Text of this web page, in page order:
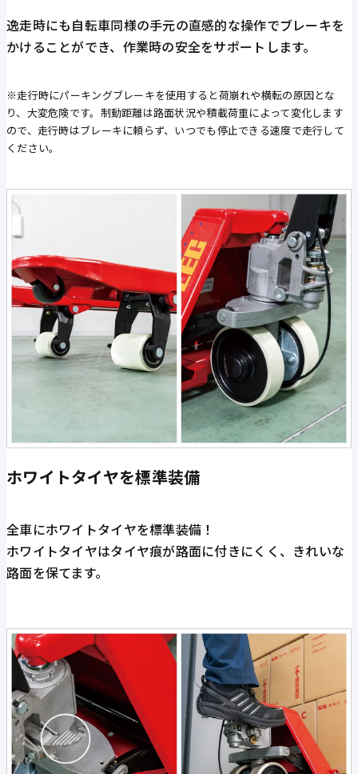
逸走時にも自転車同様の手元の直感的な操作でブレーキを
かけることができ、作業時の安全をサポートします。
※走行時にパーキングブレーキを使用すると荷崩れや横転の原因とな
り、大変危険です。制動距離は路面状況や積載荷重によって変化します
ので、走行時はブレーキに頼らず、いつでも停止できる速度で走行して
ください。
ホワイトタイヤを標準装備
全車にホワイトタイヤを標準装備！
ホワイトタイヤはタイヤ痕が路面に付きにくく、きれいな
路面を保てます。